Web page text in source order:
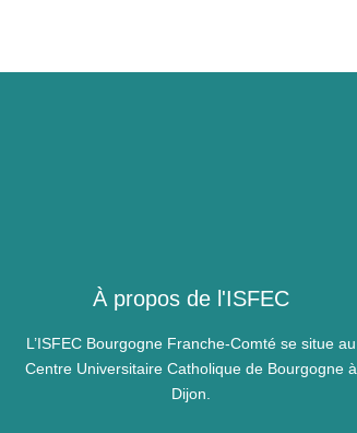
À propos de l'ISFEC
L’ISFEC Bourgogne Franche-Comté se situe au
Centre Universitaire Catholique de Bourgogne à
Dijon.